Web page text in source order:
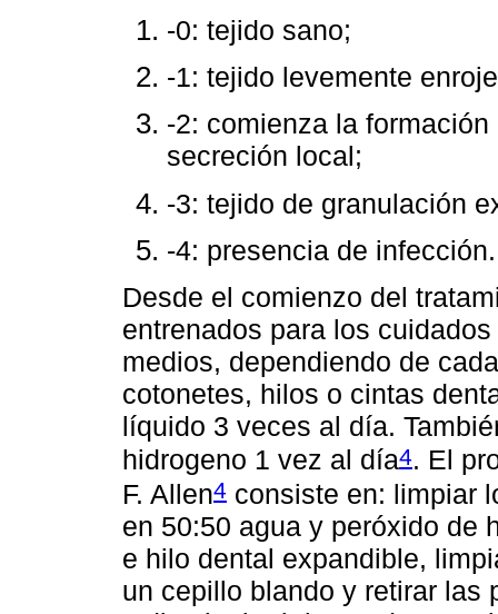
-0: tejido sano;
-1: tejido levemente
-2: comienza la
secreción local;
-3: tejido de granulación
-4: presencia de infección.
Desde el comienzo del
entrenados para los
medios, dependiendo de
cotonetes, hilos o cintas
líquido 3 veces al día.
hidrogeno 1 vez al día4. El
F. Allen4 consiste en: limpiar
en 50:50 agua y peróxido de
e hilo dental expandible,
un cepillo blando y retirar las